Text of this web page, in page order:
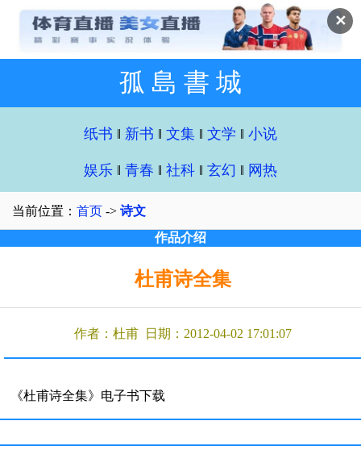
✕
孤 島 書 城
纸书 ‖ 新书 ‖ 文集 ‖ 文学 ‖ 小说
娱乐 ‖ 青春 ‖ 社科 ‖ 玄幻 ‖ 网热
当前位置： 首页 -> 诗文
作品介绍
杜甫诗全集
作者：杜甫 日期：2012-04-02 17:01:07
《杜甫诗全集》电子书下载